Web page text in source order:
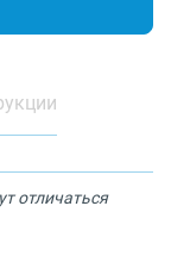
отличаться